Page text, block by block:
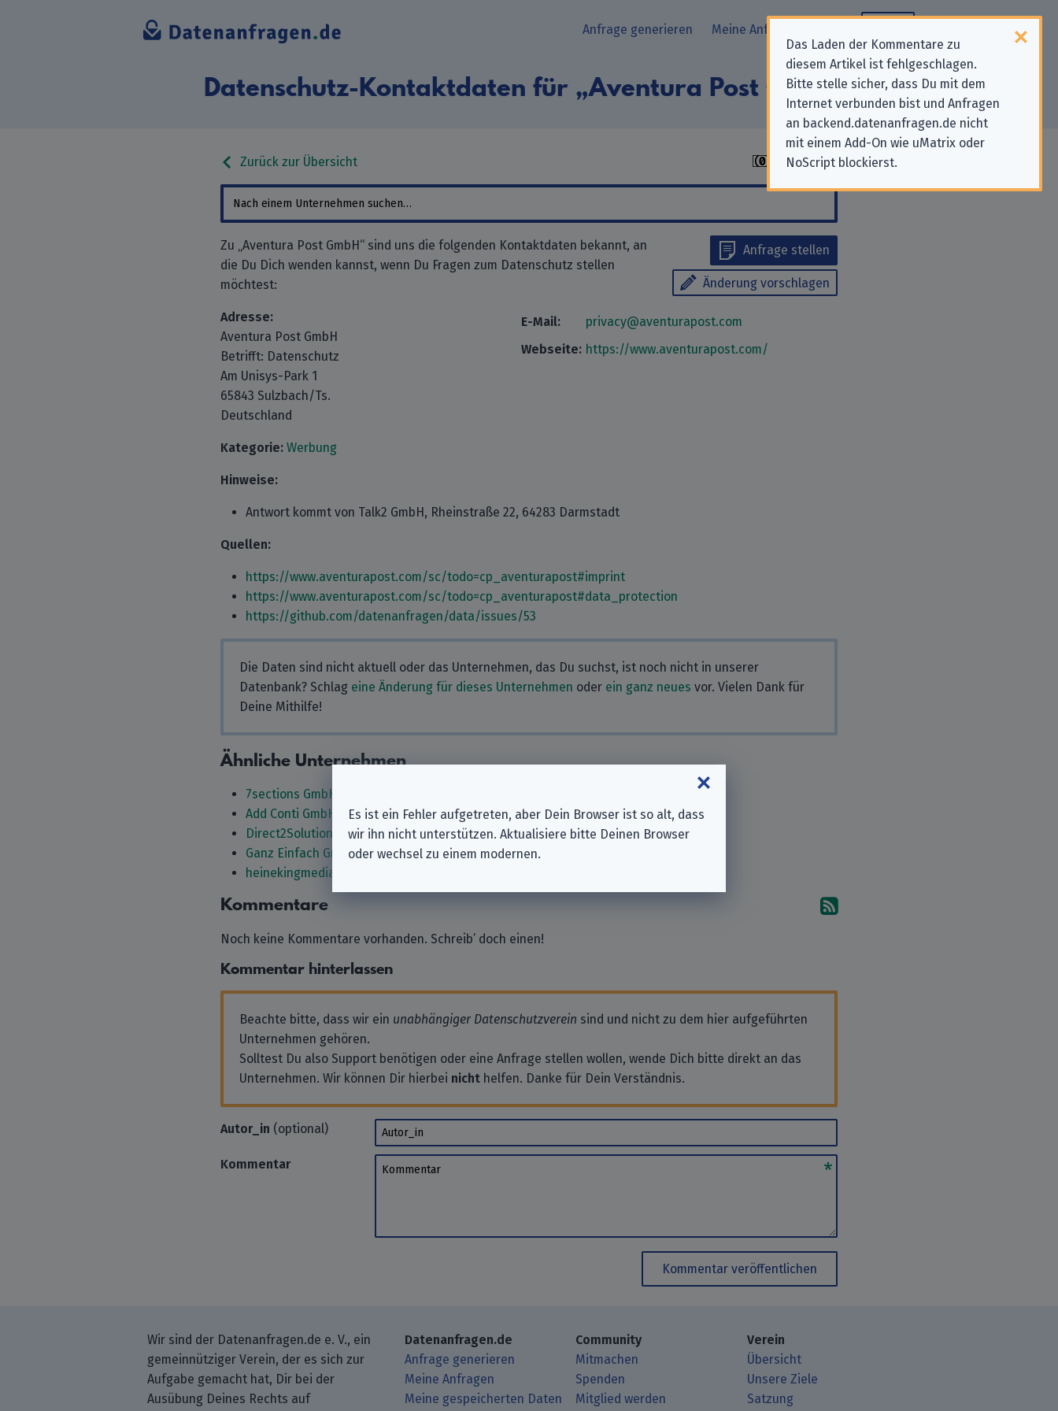
Das Laden der Kommentare zu
diesem Artikel ist fehlgeschlagen.
Bitte stelle sicher, dass Du mit dem
Internet verbunden bist und Anfragen
an backend.datenanfragen.de nicht
mit einem Add-On wie uMatrix oder
NoScript blockierst.
Anfrage generieren Meine Anfragen
Datenschutz-Kontaktdaten für „Aventura Post GmbH“
Zurück zur Übersicht
Anfrage stellen
Änderung vorschlagen
Zu „Aventura Post GmbH“ sind uns die folgenden Kontaktdaten bekannt, an
die Du Dich wenden kannst, wenn Du Fragen zum Datenschutz stellen
möchtest:
Adresse:
Aventura Post GmbH
Betrifft: Datenschutz
Am Unisys-Park 1
65843 Sulzbach/Ts.
Deutschland
E-Mail:
privacy@aventurapost.com
Webseite: https://www.aventurapost.com/
Kategorie: Werbung
Hinweise:
Antwort kommt von Talk2 GmbH, Rheinstraße 22, 64283 Darmstadt
Quellen:
https://www.aventurapost.com/sc/todo=cp_aventurapost#imprint
https://www.aventurapost.com/sc/todo=cp_aventurapost#data_protection
https://github.com/datenanfragen/data/issues/53
Die Daten sind nicht aktuell oder das Unternehmen, das Du suchst, ist noch nicht in unserer
Datenbank? Schlag eine Änderung für dieses Unternehmen oder ein ganz neues vor. Vielen Dank für
Deine Mithilfe!
Ähnliche Unternehmen
7sections GmbH
Add Conti GmbH
Direct2Solutions GmbH
Ganz Einfach GmbH
heinekingmedia GmbH
Kommentare Abonniere die
Noch keine Kommentare vorhanden. Schreib’ doch einen!
Kommentar hinterlassen
Beachte bitte, dass wir ein unabhängiger Datenschutzverein sind und nicht zu dem hier aufgeführten
Unternehmen gehören.
Solltest Du also Support benötigen oder eine Anfrage stellen wollen, wende Dich bitte direkt an das
Unternehmen. Wir können Dir hierbei nicht helfen. Danke für Dein Verständnis.
Autor_in (optional) Autor_in
Kommentar Kommentar
Kommentar veröffentlichen
Wir sind der Datenanfragen.de e. V., ein
gemeinnütziger Verein, der es sich zur
Aufgabe gemacht hat, Dir bei der
Ausübung Deines Rechts auf
Datenanfragen.de
Anfrage generieren
Meine Anfragen
Meine gespeicherten Daten
Community
Mitmachen
Spenden
Mitglied werden
Verein
Übersicht
Unsere Ziele
Satzung
Es ist ein Fehler aufgetreten, aber Dein Browser ist so alt, dass
wir ihn nicht unterstützen. Aktualisiere bitte Deinen Browser
oder wechsel zu einem modernen.